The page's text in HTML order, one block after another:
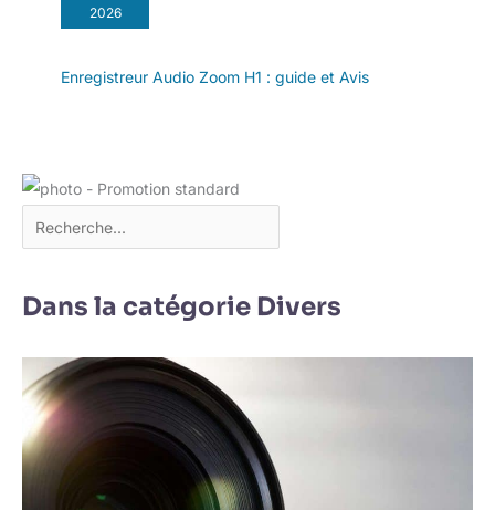
2026
Enregistreur Audio Zoom H1 : guide et Avis
Dans la catégorie Divers